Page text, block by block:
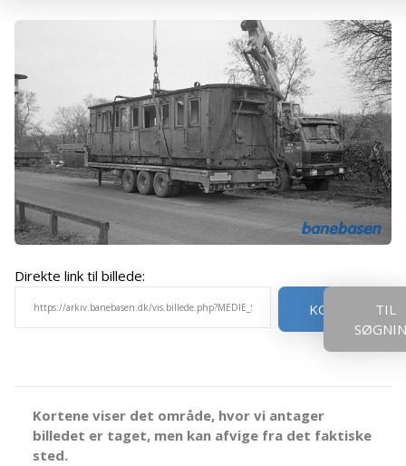
Direkte link til billede:
KOPIER
TIL
Kortene viser det område, hvor vi antager
billedet er taget, men kan afvige fra det faktiske
sted.